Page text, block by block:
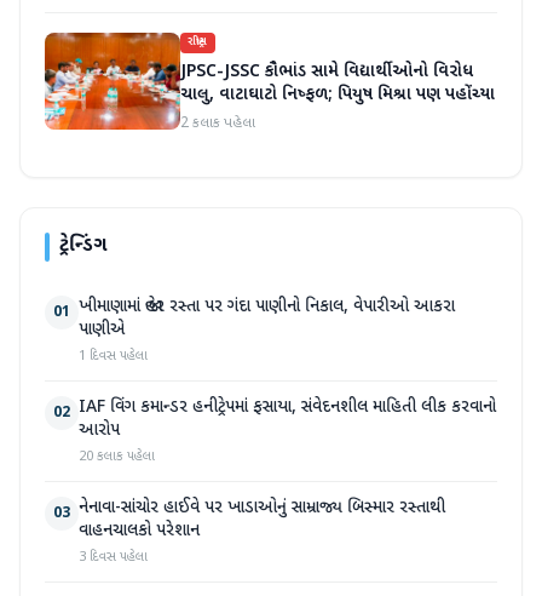
રાષ્ટ્રીય
JPSC-JSSC કૌભાંડ સામે વિદ્યાર્થીઓનો વિરોધ
ચાલુ, વાટાઘાટો નિષ્ફળ; પિયુષ મિશ્રા પણ પહોંચ્યા
2 કલાક પહેલા
ટ્રેન્ડિંગ
01 ખીમાણામાં જાહેર રસ્તા પર ગંદા પાણીનો નિકાલ, વેપારીઓ આકરા
પાણીએ
1 દિવસ પહેલા
02 IAF વિંગ કમાન્ડર હનીટ્રેપમાં ફસાયા, સંવેદનશીલ માહિતી લીક કરવાનો
આરોપ
20 કલાક પહેલા
03 નેનાવા-સાંચોર હાઈવે પર ખાડાઓનું સામ્રાજ્ય બિસ્માર રસ્તાથી
વાહનચાલકો પરેશાન
3 દિવસ પહેલા